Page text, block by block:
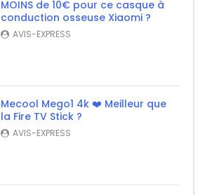
MOINS de 10€ pour ce casque à
conduction osseuse Xiaomi ?
AVIS-EXPRESS
Mecool Mego1 4k ❤️ Meilleur que
la Fire TV Stick ?
AVIS-EXPRESS